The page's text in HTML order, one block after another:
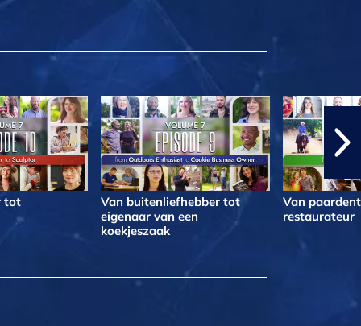
tot
Van buitenliefhebber tot
eigenaar van een
koekjeszaak
Van
restaurateur